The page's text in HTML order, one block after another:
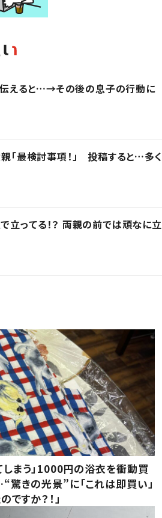
伝えると…→その後の息子の行動に
「最検討事項！」 投稿すると…多く
ってる！？ 両親の前では頑なに立
しまう」1000円の浴衣を衝動買
驚きの光景”に「これは即買い」
ですか？！」